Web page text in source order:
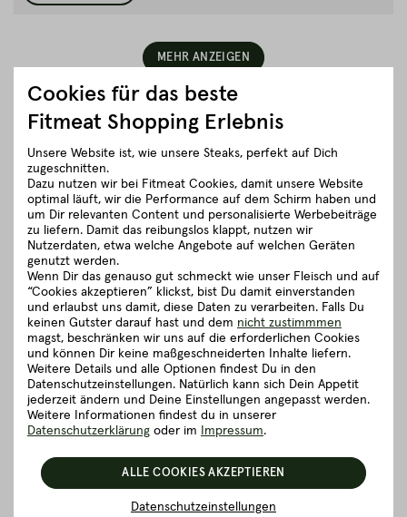
MEHR ANZEIGEN
Fleischkauf ist
Vertrauenssache.
Wir sind für dich da!
Fleisch onlineund hast Fragen
zur Verpackung oder dem
Versand?
Cookies für das beste
Fitmeat Shopping Erlebnis
Unsere Website ist, wie unsere Steaks, perfekt auf Dich
zugeschnitten.
Dazu nutzen wir bei Fitmeat Cookies, damit unsere Website
optimal läuft, wir die Performance auf dem Schirm haben und
um Dir relevanten Content und personalisierte Werbebeiträge
zu liefern. Damit das reibungslos klappt, nutzen wir
Nutzerdaten, etwa welche Angebote auf welchen Geräten
genutzt werden.
Wenn Dir das genauso gut schmeckt wie unser Fleisch und auf
“Cookies akzeptieren” klickst, bist Du damit einverstanden
und erlaubst uns damit, diese Daten zu verarbeiten. Falls Du
keinen Gutster darauf hast und dem nicht zustimmmen
magst, beschränken wir uns auf die erforderlichen Cookies
und können Dir keine maßgeschneiderten Inhalte liefern.
Weitere Details und alle Optionen findest Du in den
Datenschutzeinstellungen. Natürlich kann sich Dein Appetit
jederzeit ändern und Deine Einstellungen angepasst werden.
Weitere Informationen findest du in unserer
Datenschutzerklärung oder im Impressum.
Datenschutzeinstellungen
ALLE COOKIES AKZEPTIEREN